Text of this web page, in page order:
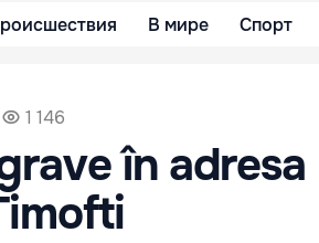
В мире Спорт
1 146
în